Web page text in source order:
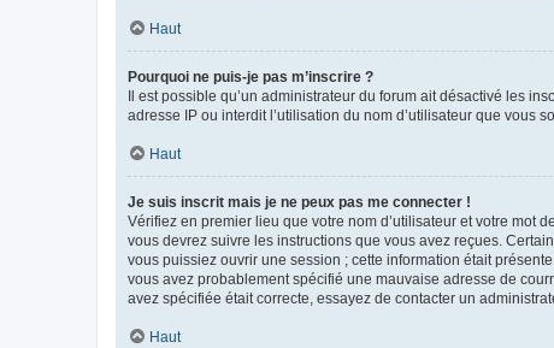
Haut
Pourquoi ne puis-je pas m’inscrire ?
Il est possible qu’un administrateur du forum ait désactivé les
adresse IP ou interdit l’utilisation du nom d’utilisateur que vous
Haut
Je suis inscrit mais je ne peux pas me connecter !
Vérifiez en premier lieu que votre nom d’utilisateur et votre mot
vous devrez suivre les instructions que vous avez reçues.
vous puissiez ouvrir une session ; cette information était
vous avez probablement spécifié une mauvaise adresse de
avez spécifiée était correcte, essayez de contacter un
Haut